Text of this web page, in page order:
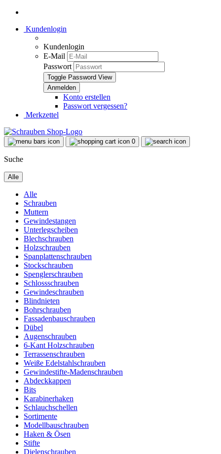
Kundenlogin
Kundenlogin
E-Mail
Passwort
Toggle Password View
Konto erstellen
Passwort vergessen?
Merkzettel
0
Suche
Alle
Alle
Schrauben
Muttern
Gewindestangen
Unterlegscheiben
Blechschrauben
Holzschrauben
Spanplattenschrauben
Stockschrauben
Spenglerschrauben
Schlossschrauben
Gewindeschrauben
Blindnieten
Bohrschrauben
Fassadenbauschrauben
Dübel
Augenschrauben
6-Kant Holzschrauben
Terrassenschrauben
Weiße Edelstahlschrauben
Gewindestifte-Madenschrauben
Abdeckkappen
Bits
Karabinerhaken
Schlauchschellen
Sortimente
Modellbauschrauben
Haken & Ösen
Stifte
Dielenschrauben